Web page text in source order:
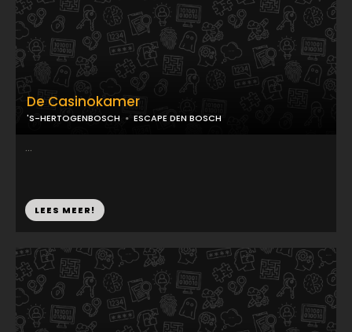
De Casinokamer
'S-HERTOGENBOSCH ESCAPE DEN BOSCH
...
LEES MEER!